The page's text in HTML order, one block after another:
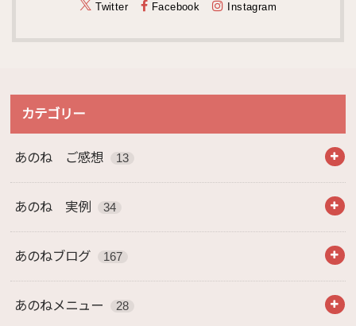
Twitter Facebook Instagram
カテゴリー
あのね ご感想 13
あのね 実例 34
あのねブログ 167
あのねメニュー 28